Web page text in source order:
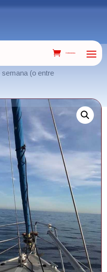
0 elementos
semana (o entre